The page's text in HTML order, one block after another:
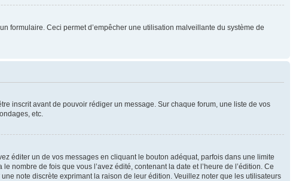
formulaire. Ceci permet d’empêcher une utilisation malveillante du système de
inscrit avant de pouvoir rédiger un message. Sur chaque forum, une liste de vos
etc.
éditer un de vos messages en cliquant le bouton adéquat, parfois dans une limite
nombre de fois que vous l’avez édité, contenant la date et l’heure de l’édition. Ce
note discrète exprimant la raison de leur édition. Veuillez noter que les utilisateurs